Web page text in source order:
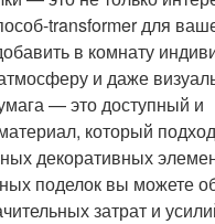
transformer для
в комнату
и даже
— это доступный и
который
декоративных
поделок вы можете
затрат и